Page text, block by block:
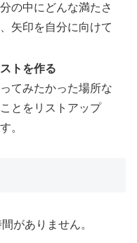
の中にどんな満たさ
矢印を自分に向けて
トを作る
てみたかった場所な
とをリストアップ
。
がありません。